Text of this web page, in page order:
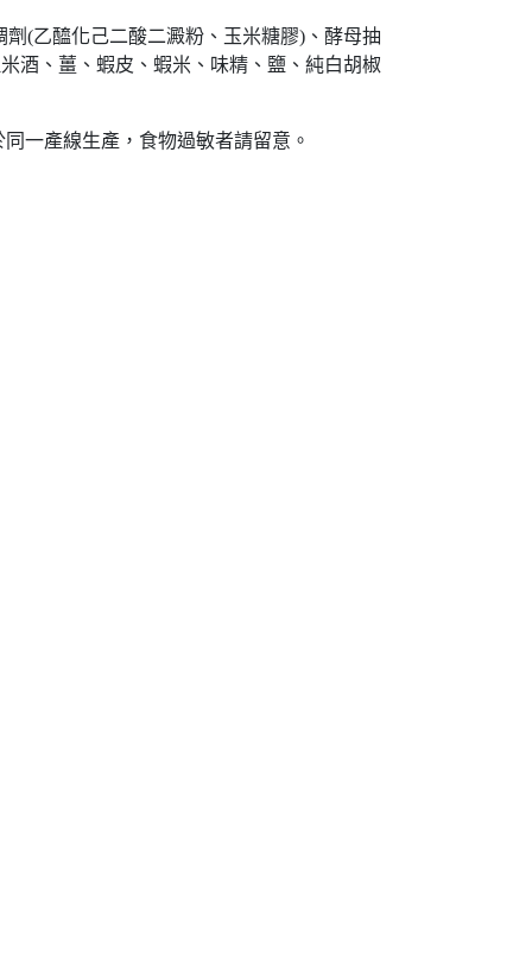
(乙醯化己二酸二澱粉、玉米糖膠)、酵母抽
酒、薑、蝦皮、蝦米、味精、鹽、純白胡椒
一產線生產，食物過敏者請留意。